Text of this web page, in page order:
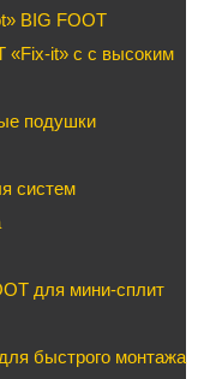
BIG FOOT
«Fix-it» c с высоким
подушки
систем
для мини-сплит
быстрого монтажа